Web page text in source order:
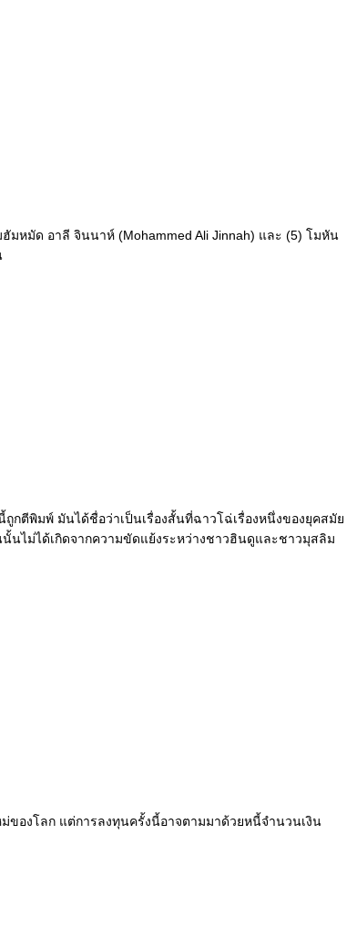
มหมัด อาลี จินนาห์ (Mohammed Ali Jinnah) และ (5) โมหัน
กตีพิมพ์ มันได้ชื่อว่าเป็นเรื่องสั้นที่ฉาวโฉ่เรื่องหนึ่งของยุคสมัย
นั้นไม่ได้เกิดจากความขัดแย้งระหว่างชาวฮินดูและชาวมุสลิม
ของโลก แต่การลงทุนครั้งนี้อาจตามมาด้วยหนี้จำนวนเงิน